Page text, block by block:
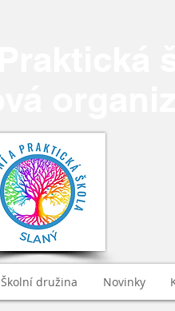
Školní družina Novinky